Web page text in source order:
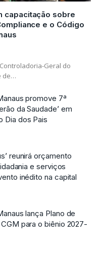
capacitação sobre
e o Código
Geral do
de…
promove 7ª
da Saudade’ em
Dia dos Pais
reunirá orçamento
e serviços
inédito na capital
lança Plano de
para o biênio 2027-